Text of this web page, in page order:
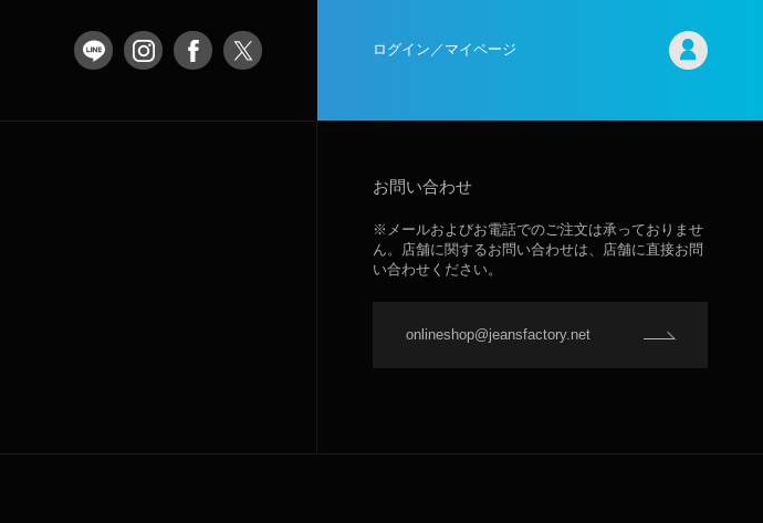
ログイン／マイページ
お問い合わせ
※メールおよびお電話でのご注文は承っておりませ
ん。店舗に関するお問い合わせは、店舗に直接お問
い合わせください。
onlineshop@jeansfactory.net